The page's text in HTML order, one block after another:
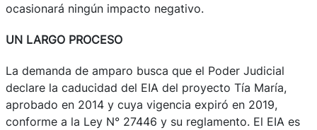
ocasionará ningún impacto negativo.
UN LARGO PROCESO
La demanda de amparo busca que el Poder Judicial
declare la caducidad del EIA del proyecto Tía María,
aprobado en 2014 y cuya vigencia expiró en 2019,
conforme a la Ley N° 27446 y su reglamento. El EIA es